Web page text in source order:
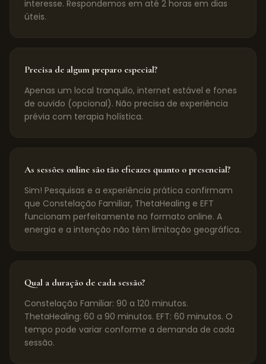
interesse. Respondemos em até 2 horas em dias
úteis.
Precisa de algum preparo especial?
Apenas um local tranquilo, internet estável e fones
de ouvido (opcional). Não precisa de experiência
prévia com terapia holística.
As sessões online são tão eficazes quanto o presencial?
Sim! Pesquisas e a experiência prática confirmam
que Constelação Familiar, ThetaHealing e EFT
funcionam perfeitamente no formato online. A
energia e a intenção não têm limitação geográfica.
Qual a duração de cada sessão?
Constelação Familiar: 90 a 120 minutos.
ThetaHealing: 60 a 90 minutos. EFT: 60 minutos. O
tempo pode variar conforme a demanda de cada
sessão.